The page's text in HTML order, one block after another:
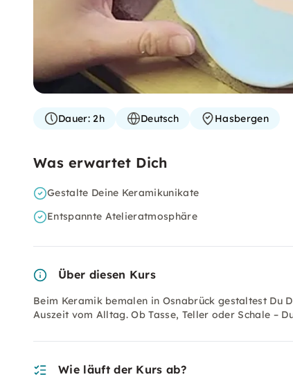
Dauer:2h Deutsch Hasbergen
Was erwartet Dich
Gestalte Deine Keramikunikate
Entspannte Atelieratmosphäre
Über diesen Kurs
Beim Keramik bemalen in Osnabrück gestaltest Du
Auszeit vom Alltag. Ob Tasse, Teller oder Schale –
Wie läuft der Kurs ab?